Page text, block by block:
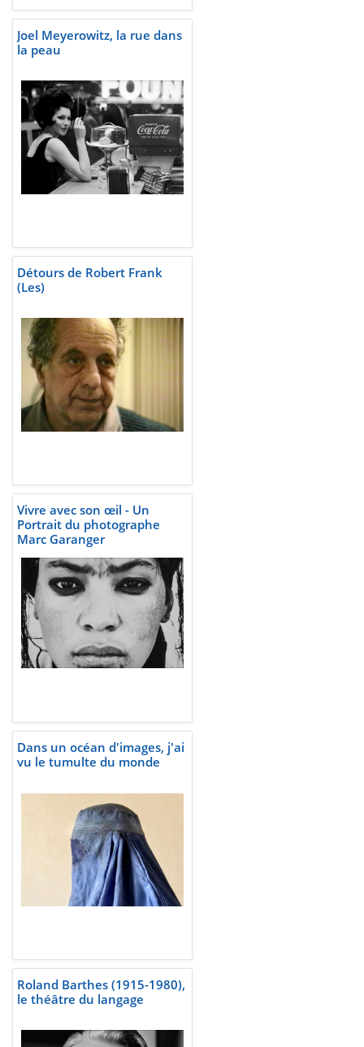
Joel Meyerowitz, la rue dans
la peau
Détours de Robert Frank
(Les)
Vivre avec son œil - Un
Portrait du photographe
Marc Garanger
Dans un océan d'images, j'ai
vu le tumulte du monde
Roland Barthes (1915-1980),
le théâtre du langage